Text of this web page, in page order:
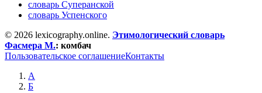
словарь Суперанской
словарь Успенского
© 2026 lexicography.online. Этимологический словарь
Фасмера М.: комбач
Пользовательское соглашениеКонтакты
А
Б